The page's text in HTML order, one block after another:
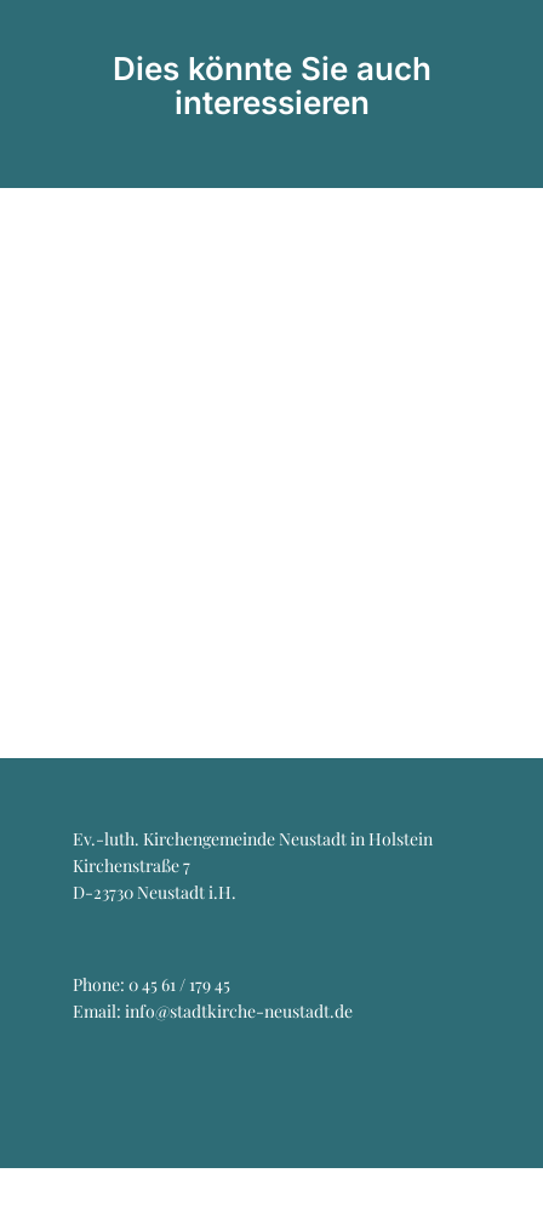
Dies könnte Sie auch
interessieren
Ev.-luth. Kirchengemeinde Neustadt in Holstein
Kirchenstraße 7
D-23730 Neustadt i.H.
Phone: 0 45 61 / 179 45
Email: info@stadtkirche-neustadt.de